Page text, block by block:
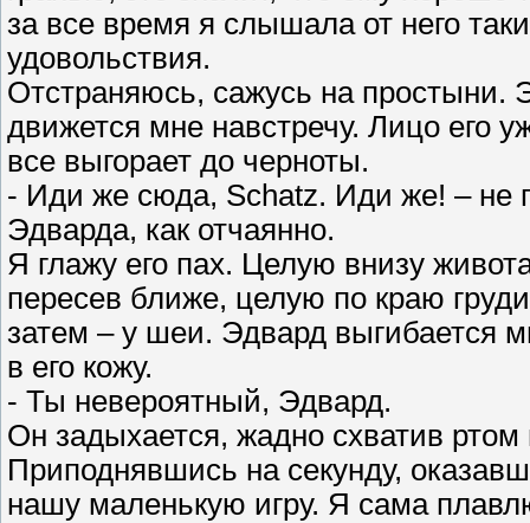
за все время я слышала от него
удовольствия.
Отстраняюсь, сажусь на простыни.
движется мне навстречу. Лицо его
все выгорает до черноты.
- Иди же сюда, Schatz. Иди же! – не
Эдварда, как отчаянно.
Я глажу его пах. Целую внизу
пересев ближе, целую по краю
затем – у шеи. Эдвард выгибается
в его кожу.
- Ты невероятный, Эдвард.
Он задыхается, жадно схватив
Приподнявшись на секунду,
нашу маленькую игру. Я сама